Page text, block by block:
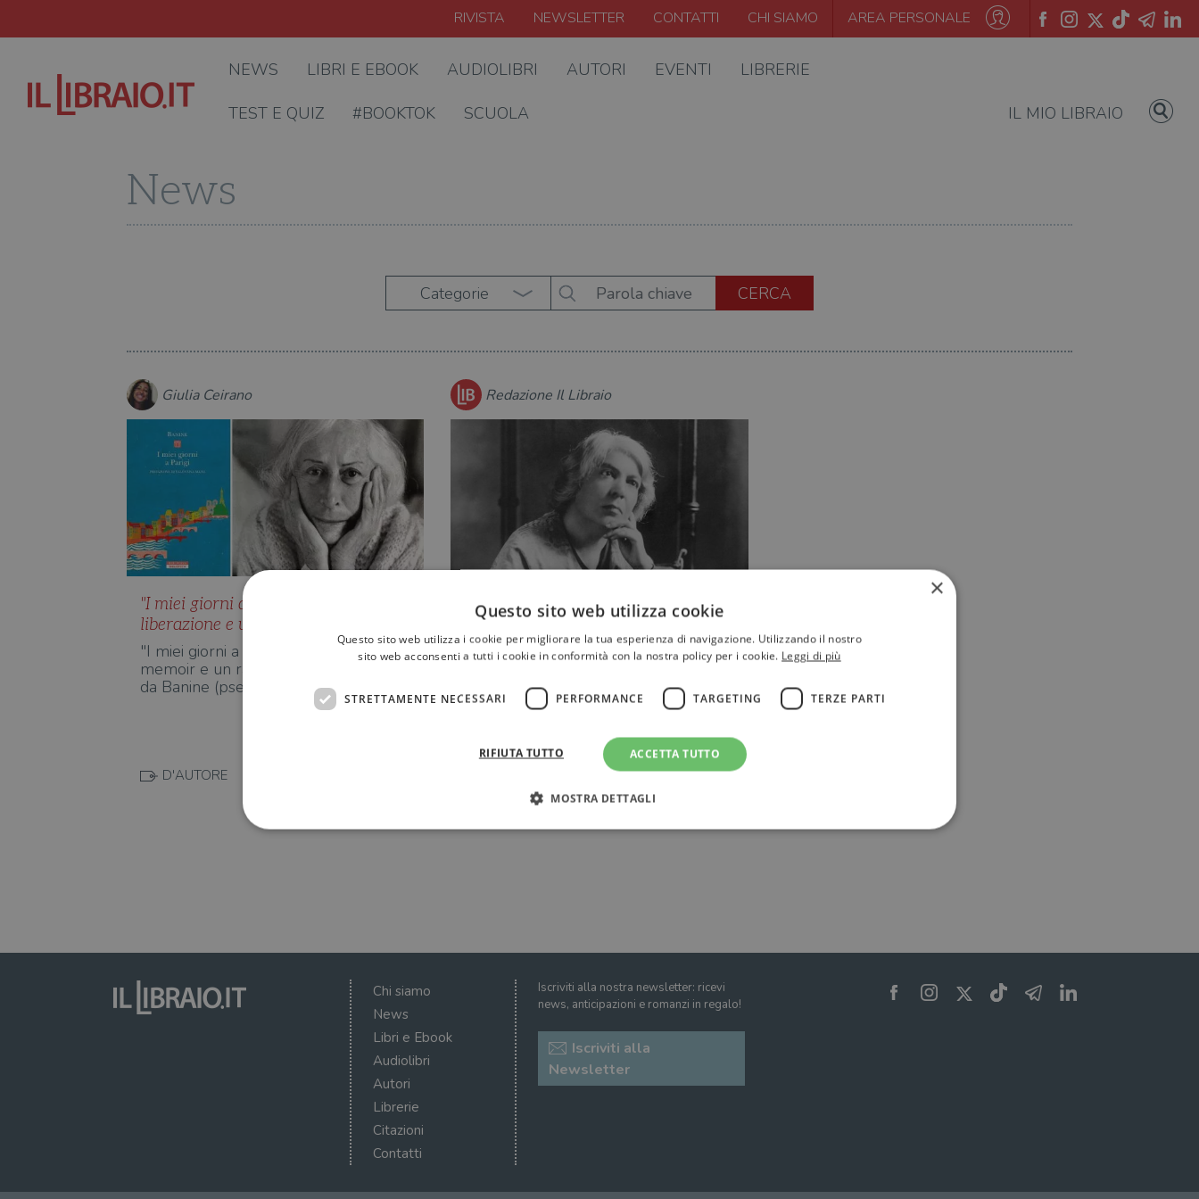
RIVISTA NEWSLETTER CONTATTI CHI SIAMO AREA PERSONALE
NEWS LIBRI E EBOOK AUDIOLIBRI AUTORI EVENTI LIBRERIE
TEST E QUIZ #BOOKTOK SCUOLA IL MIO LIBRAIO
News
Categorie
Giulia Ceirano
"I miei giorni a Parigi": una storia di
liberazione e un viaggio nel '900
"I miei giorni a Parigi" è, insieme, un
memoir e un racconto storico, scritto
da Banine (pseudonimo…
D'AUTORE
Redazione Il Libraio
I libri di Grazia Deledda in nuove
edizioni a cura di Michela Murgia:
si parte da "Cenere"
per la prima volta tra il 1903 e il
1904, "Cenere" torna ora in li…
Chi siamo
News
Libri e Ebook
Audiolibri
Autori
Librerie
Citazioni
Contatti
Iscriviti alla nostra newsletter: ricevi
news, anticipazioni e romanzi in regalo!
Iscriviti alla
Newsletter
×
Questo sito web utilizza cookie
Questo sito web utilizza i cookie per migliorare la tua esperienza di navigazione. Utilizzando il nostro
sito web acconsenti a tutti i cookie in conformità con la nostra policy per i cookie. Leggi di più
STRETTAMENTE NECESSARI PERFORMANCE TARGETING TERZE PARTI
ACCETTA TUTTO
RIFIUTA TUTTO
MOSTRA DETTAGLI
Dominio
wordpress_test_cookie
Inc.
Sessione
WordPress imposta questo cookie quando accedi alla pagina di login. Il
cookie viene utilizzato per verificare se il browser Web è impostato per
consentire o rifiutare i cookie.
wordpress_sec_[hash] .illibraio.it Sessione
Usato per gestire la sessione degli utenti loggati sul sito
wordpress_logged_in_[hash]
.illibraio.it Sessione
Usato per gestire la sessione degli utenti loggati sul sito
CookieScriptConsent
1 mese Memorizza lo stato del consenso ai cookie dell'utente per il dominio corrente.
settimana
3 giorni